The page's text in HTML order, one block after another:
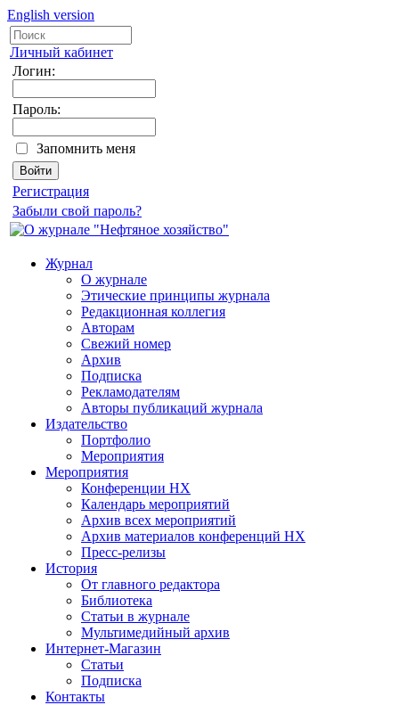
English version
Личный кабинет
Логин:
Пароль:
Запомнить меня
Регистрация
Забыли свой пароль?
Журнал
О журнале
Этические принципы журнала
Редакционная коллегия
Авторам
Свежий номер
Архив
Подписка
Рекламодателям
Авторы публикаций журнала
Издательство
Портфолио
Мероприятия
Мероприятия
Конференции НХ
Календарь мероприятий
Архив всех мероприятий
Архив материалов конференций НХ
Пресс-релизы
История
От главного редактора
Библиотека
Статьи в журнале
Мультимедийный архив
Интернет-Магазин
Статьи
Подписка
Контакты